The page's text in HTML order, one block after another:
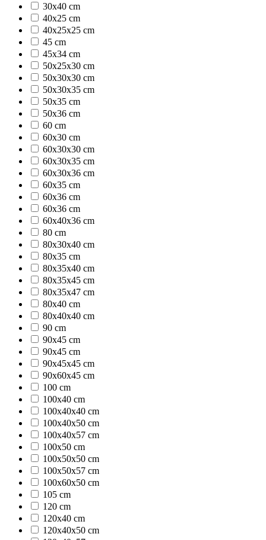
30x40 cm
40x25 cm
40x25x25 cm
45 cm
45x34 cm
50x25x30 cm
50x30x30 cm
50x30x35 cm
50x35 cm
50x36 cm
60 cm
60x30 cm
60x30x30 cm
60x30x35 cm
60x30x36 cm
60x35 cm
60x36 cm
60x36 cm
60x40x36 cm
80 cm
80x30x40 cm
80x35 cm
80x35x40 cm
80x35x45 cm
80x35x47 cm
80x40 cm
80x40x40 cm
90 cm
90x45 cm
90x45 cm
90x45x45 cm
90x60x45 cm
100 cm
100x40 cm
100x40x40 cm
100x40x50 cm
100x40x57 cm
100x50 cm
100x50x50 cm
100x50x57 cm
100x60x50 cm
105 cm
120 cm
120x40 cm
120x40x50 cm